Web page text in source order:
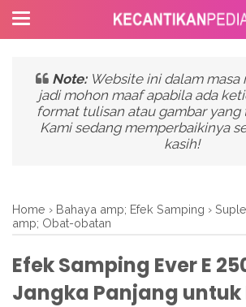
Note: Website ini dalam masa
jadi mohon maaf apabila ada
format tulisan atau gambar yang
Kami sedang memperbaikinya
kasih!
Home › Bahaya amp; Efek Samping ›
amp; Obat-obatan
Efek Samping Ever E
Jangka Panjang untuk